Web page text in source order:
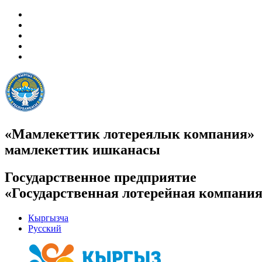
«Мамлекеттик лотереялык компания»
мамлекеттик ишканасы
Государственное предприятие
«Государственная лотерейная
Кыргызча
Русский